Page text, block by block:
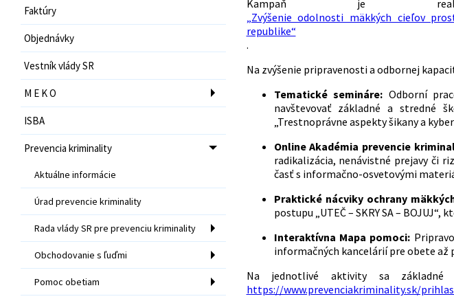
Faktúry
Objednávky
Vestník vlády SR
M E K O
ISBA
Prevencia kriminality
Aktuálne informácie
Úrad prevencie kriminality
Rada vlády SR pre prevenciu kriminality
Obchodovanie s ľuďmi
Pomoc obetiam
Kampaň je
„Zvýšenie odolnosti mäkkých cieľov
republike“
.
Na zvýšenie pripravenosti a odbornej
Tematické semináre: Odborní
navštevovať základné a stredné
„Trestnoprávne aspekty šikany a
Online Akadémia prevencie
radikalizácia, nenávistné prejavy či
časť s informačno-osvetovými
Praktické nácviky ochrany
postupu „UTEČ – SKRY SA – BOJUJ“,
Interaktívna Mapa pomoci:
informačných kancelárií pre obete až
Na jednotlivé aktivity sa základné
https://www.prevenciakriminality.sk/